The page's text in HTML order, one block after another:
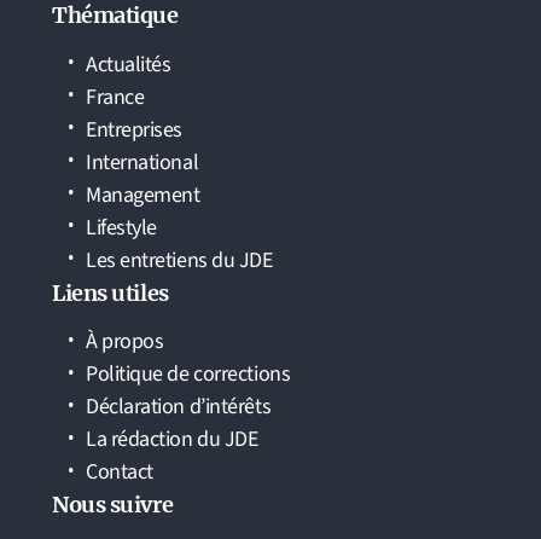
Thématique
Actualités
France
Entreprises
International
Management
Lifestyle
Les entretiens du JDE
Liens utiles
À propos
Politique de corrections
Déclaration d’intérêts
La rédaction du JDE
Contact
Nous suivre